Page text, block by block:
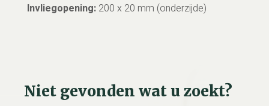
Invliegopening:200 x 20 mm (onderzijde)
Niet gevonden wat u zoekt?